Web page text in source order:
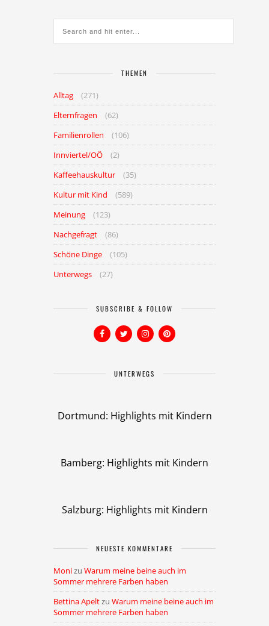
THEMEN
Alltag
(271)
Elternfragen
(62)
Familienrollen
(106)
Innviertel/OÖ
(2)
Kaffeehauskultur
(35)
Kultur mit Kind
(589)
Meinung
(123)
Nachgefragt
(86)
Schöne Dinge
(105)
Unterwegs
(27)
SUBSCRIBE & FOLLOW
UNTERWEGS
Dortmund: Highlights mit Kindern
Bamberg: Highlights mit Kindern
Salzburg: Highlights mit Kindern
NEUESTE KOMMENTARE
Monizu Warum meine beine auch im
Sommer mehrere Farben haben
Bettina Apeltzu Warum meine beine auch im
Sommer mehrere Farben haben